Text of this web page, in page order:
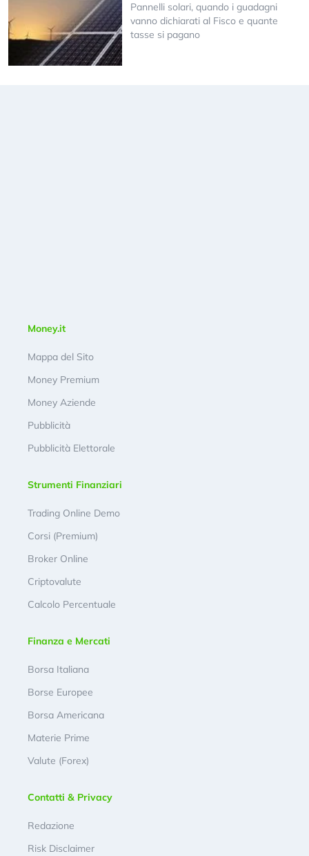
Pannelli solari, quando i guadagni
vanno dichiarati al Fisco e quante
tasse si pagano
Money.it
Mappa del Sito
Money Premium
Money Aziende
Pubblicità
Pubblicità Elettorale
Strumenti Finanziari
Trading Online Demo
Corsi (Premium)
Broker Online
Criptovalute
Calcolo Percentuale
Finanza e Mercati
Borsa Italiana
Borse Europee
Borsa Americana
Materie Prime
Valute (Forex)
Contatti & Privacy
Redazione
Risk Disclaimer